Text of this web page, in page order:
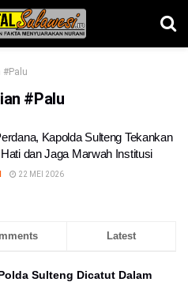
#Palu
#Palu
Kapolda Sulteng Tekankan
dan Jaga Marwah Institusi
22 MEI 2026
Latest
Sulteng Dicatut Dalam